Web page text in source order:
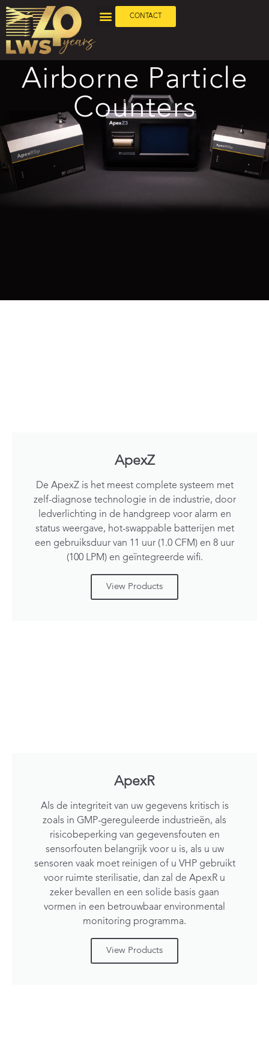
CONTACT
Airborne Particle
Counters
ApexZ
De ApexZ is het meest complete systeem met
zelf-diagnose technologie in de industrie, door
ledverlichting in de handgreep voor alarm en
status weergave, hot-swappable batterijen met
een gebruiksduur van 11 uur (1.0 CFM) en 8 uur
(100 LPM) en geïntegreerde wifi.
View Products
ApexR
Als de integriteit van uw gegevens kritisch is
zoals in GMP-gereguleerde industrieën, als
risicobeperking van gegevensfouten en
sensorfouten belangrijk voor u is, als u uw
sensoren vaak moet reinigen of u VHP gebruikt
voor ruimte sterilisatie, dan zal de ApexR u
zeker bevallen en een solide basis gaan
vormen in een betrouwbaar environmental
monitoring programma.
View Products